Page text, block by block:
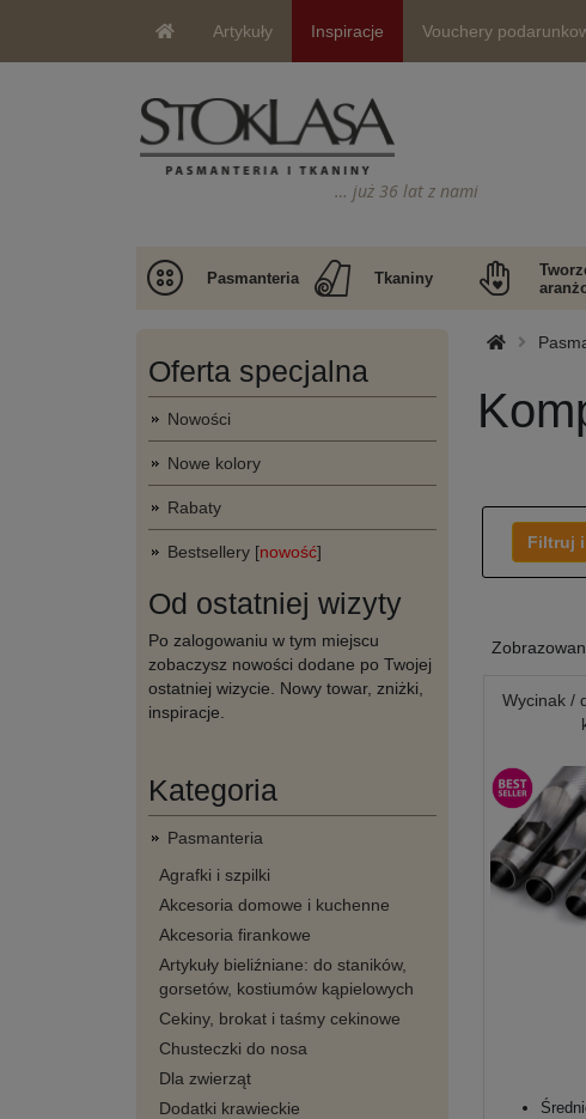
Artykuły Inspiracje Vouchery
… już 36 lat z nami
Pasmanteria Tkaniny
Oferta specjalna
Nowości
Nowe kolory
Rabaty
Bestsellery [nowość]
Od ostatniej wizyty
Po zalogowaniu w tym miejscu
zobaczysz nowości dodane po Twojej
ostatniej wizycie. Nowy towar, zniżki,
inspiracje.
Kategoria
Pasmanteria
Agrafki i szpilki
Akcesoria domowe i kuchenne
Akcesoria firankowe
Artykuły bieliźniane: do staników,
gorsetów, kostiumów kąpielowych
Cekiny, brokat i taśmy cekinowe
Chusteczki do nosa
Dla zwierząt
Dodatki krawieckie
Filtruj
Wycinak /